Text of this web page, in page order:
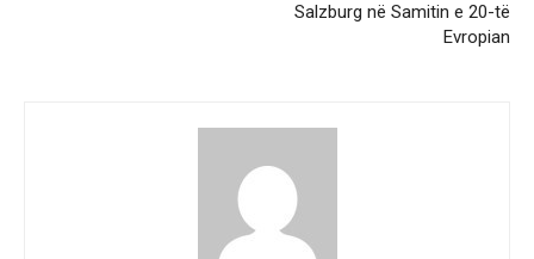
Salzburg në Samitin e 20-të
Evropian